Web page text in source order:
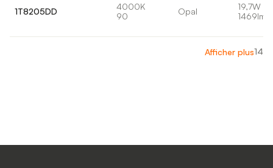
1T8205DD
4000K
90
Opal
19,7W
1469lm
Afficher plus14